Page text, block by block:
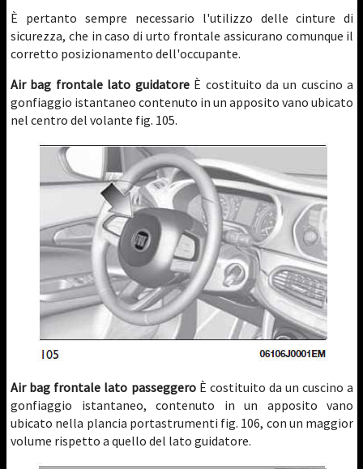
È pertanto sempre necessario l'utilizzo delle cinture di
sicurezza, che in caso di urto frontale assicurano comunque il
corretto posizionamento dell'occupante.
Air bag frontale lato guidatoreÈ costituito da un cuscino a
gonfiaggio istantaneo contenuto in un apposito vano ubicato
nel centro del volante fig. 105.
Air bag frontale lato passeggeroÈ costituito da un cuscino a
gonfiaggio istantaneo, contenuto in un apposito vano
ubicato nella plancia portastrumenti fig. 106, con un maggior
volume rispetto a quello del lato guidatore.